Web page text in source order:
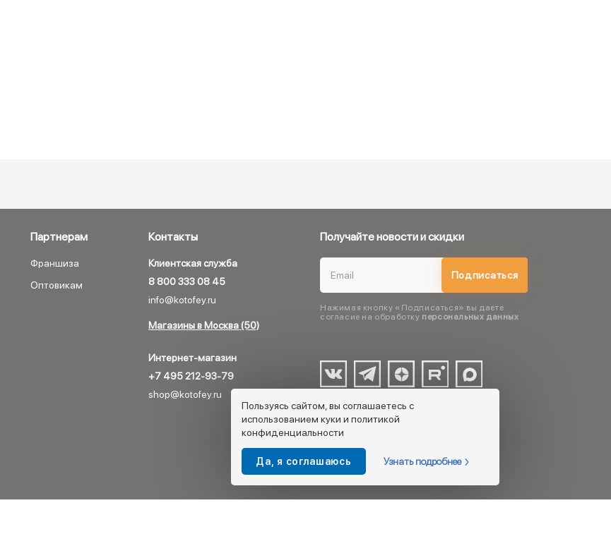
Партнерам
Франшиза
Оптовикам
Контакты
Клиентская служба
8 800 333 08 45
info@kotofey.ru
Магазины в Москва (50)
Интернет-магазин
+7 495 212-93-79
shop@kotofey.ru
Получайте новости и скидки
Подписаться
Нажимая кнопку «Подписаться» вы даете
согласие на обработку персональных данных
Пользуясь сайтом, вы соглашаетесь с
использованием куки и политикой
конфиденциальности
Да, я соглашаюсь Узнать подробнее